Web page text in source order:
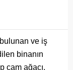
ve iş
binanın
çam ağacı,